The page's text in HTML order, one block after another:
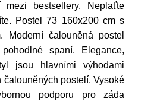
bestsellery. Neplaťte
Postel 73 160x200 cm s
Moderní čalouněná postel
spaní. Elegance,
jsou hlavními výhodami
čalouněných postelí. Vysoké
podporu pro záda